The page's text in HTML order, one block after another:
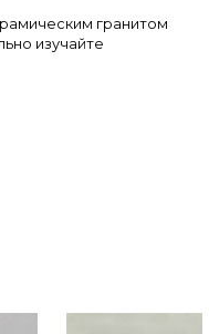
гранитом
изучайте